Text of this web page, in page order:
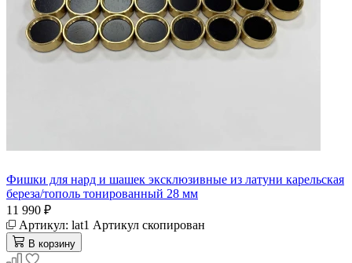
Фишки для нард и шашек эксклюзивные из латуни карельская
береза/тополь тонированный 28 мм
11 990 ₽
Артикул: lat1 Артикул скопирован
В корзину